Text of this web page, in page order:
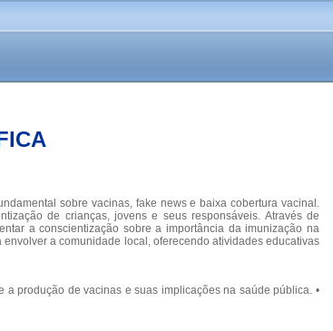
sobre vacinas, fake news e baixa cobertura vacinal.
de crianças, jovens e seus responsáveis. Através de
a conscientização sobre a importância da imunização na
a comunidade local, oferecendo atividades educativas
produção de vacinas e suas implicações na saúde pública. •